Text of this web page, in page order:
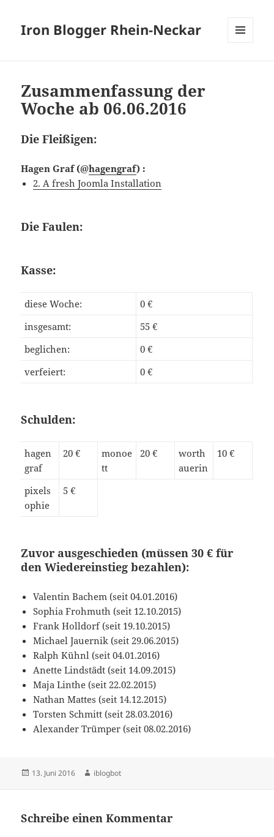
Iron Blogger Rhein-Neckar
Zusammenfassung der
Woche ab 06.06.2016
Die Fleißigen:
Hagen Graf (@hagengraf) :
2. A fresh Joomla Installation
Die Faulen:
Kasse:
diese Woche:
0 €
insgesamt:
55 €
beglichen:
0 €
verfeiert:
0 €
Schulden:
hagen
graf
20 €
monoe
tt
20 €
worth
auerin
10 €
pixels
ophie
5 €
Zuvor ausgeschieden (müssen 30 € für
den Wiedereinstieg bezahlen):
Valentin Bachem (seit 04.01.2016)
Sophia Frohmuth (seit 12.10.2015)
Frank Holldorf (seit 19.10.2015)
Michael Jauernik (seit 29.06.2015)
Ralph Kühnl (seit 04.01.2016)
Anette Lindstädt (seit 14.09.2015)
Maja Linthe (seit 22.02.2015)
Nathan Mattes (seit 14.12.2015)
Torsten Schmitt (seit 28.03.2016)
Alexander Trümper (seit 08.02.2016)
Veröffentlicht
13. Juni 2016 Autor
iblogbot
Schreibe einen Kommentar